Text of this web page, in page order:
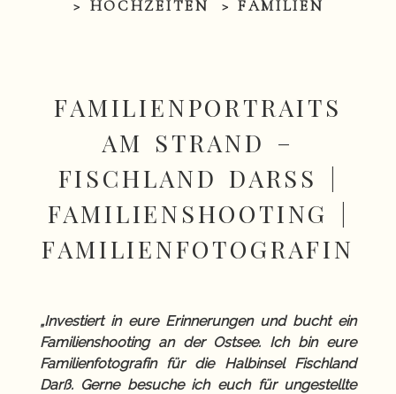
> HOCHZEITEN
> FAMILIEN
FAMILIENPORTRAITS
AM STRAND –
FISCHLAND DARSS |
FAMILIENSHOOTING |
FAMILIENFOTOGRAFIN
„Investiert in eure Erinnerungen und bucht ein
Familienshooting an der Ostsee. Ich bin eure
Familienfotografin für die Halbinsel Fischland
Darß. Gerne besuche ich euch für ungestellte